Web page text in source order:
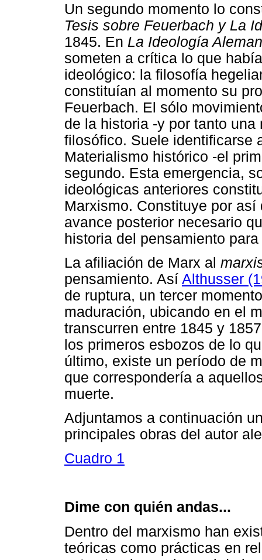
Un segundo momento lo
Tesis sobre Feuerbach y La
1845. En La Ideología
someten a crítica lo que
ideológico: la filosofía
constituían al momento su
Feuerbach. El sólo
de la historia -y por tanto
filosófico. Suele identificarse
Materialismo histórico -el
segundo. Esta emergencia,
ideológicas anteriores
Marxismo. Constituye por
avance posterior necesario
historia del pensamiento
La afiliación de Marx al
pensamiento. Así Althusser
de ruptura, un tercer
maduración, ubicando en el
transcurren entre 1845 y
los primeros esbozos de lo
último, existe un período de
que correspondería a
muerte.
Adjuntamos a continuación
principales obras del autor
Cuadro 1
Dime con quién andas...
Dentro del marxismo han
teóricas como prácticas en